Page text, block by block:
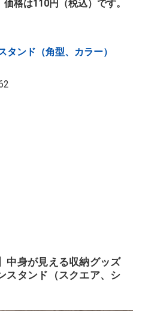
格は110円（税込）です。
ンド（角型、カラー）
中身が見える収納グッズ
スタンド（スクエア、シ